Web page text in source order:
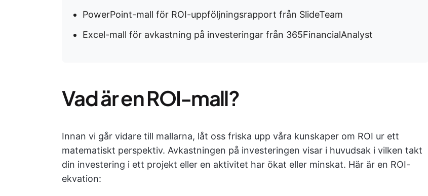
PowerPoint-mall för ROI-uppföljningsrapport från SlideTeam
Excel-mall för avkastning på investeringar från 365FinancialAnalyst
Vad är en ROI-mall?
Innan vi går vidare till mallarna, låt oss friska upp våra kunskaper om ROI ur ett
matematiskt perspektiv. Avkastningen på investeringen visar i huvudsak i vilken takt
din investering i ett projekt eller en aktivitet har ökat eller minskat. Här är en ROI-
ekvation: